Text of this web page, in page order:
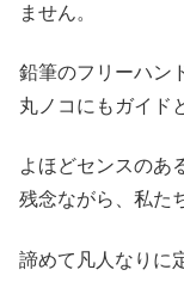
ません。
鉛筆のフリーハン
丸ノコにもガイド
よほどセンスのあ
残念ながら、私た
諦めて凡人なりに